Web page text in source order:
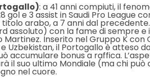
: a 41 anni compiuti, il
gol e 3 assist in Saudi Pro League
arabo, a 7 anni dal
assoluto) con la fame di sempre e
Inserito nel Gruppo K con
Uzbekistan, il Portogallo è atteso
accumulare bonus a raffica.
il suo ultimo Mondiale (ma chi
nel cuore.